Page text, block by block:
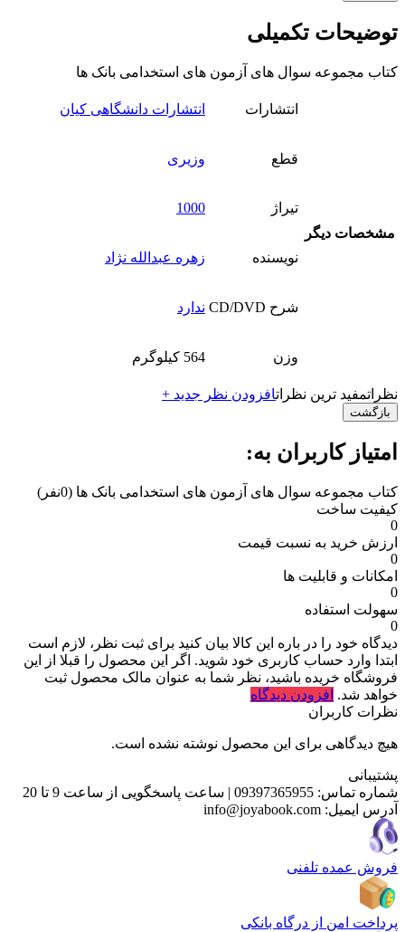
توضیحات تکمیلی
کتاب مجموعه سوال های آزمون های استخدامی بانک ها
مشخصات دیگر
انتشارات انتشارات دانشگاهی کیان
قطع وزیری
تیراژ 1000
نویسنده زهره عبدالله نژاد
شرح CD/DVD ندارد
وزن 564 کیلوگرم
نظراتمفید ترین نظراتافزودن نظر جدید +
بازگشت
امتیاز کاربران به:
کتاب مجموعه سوال های آزمون های استخدامی بانک ها (0نفر)
کیفیت ساخت
0
ارزش خرید به نسبت قیمت
0
امکانات و قابلیت ها
0
سهولت استفاده
0
دیدگاه خود را در باره این کالا بیان کنید برای ثبت نظر، لازم است
ابتدا وارد حساب کاربری خود شوید. اگر این محصول را قبلا از این
فروشگاه خریده باشید، نظر شما به عنوان مالک محصول ثبت
خواهد شد. افزودن دیدگاه
نظرات کاربران
هیچ دیدگاهی برای این محصول نوشته نشده است.
پشتیبانی
شماره تماس: 09397365955
| ساعت پاسخگویی از ساعت 9 تا 20
آدرس ایمیل: info@joyabook.com
فروش عمده تلفنی
پرداخت امن از درگاه بانکی